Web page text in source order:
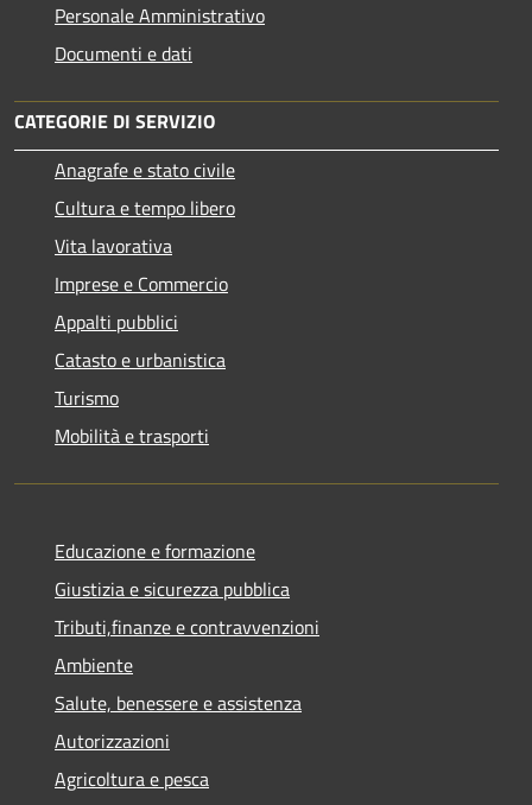
Personale Amministrativo
Documenti e dati
CATEGORIE DI SERVIZIO
Anagrafe e stato civile
Cultura e tempo libero
Vita lavorativa
Imprese e Commercio
Appalti pubblici
Catasto e urbanistica
Turismo
Mobilità e trasporti
Educazione e formazione
Giustizia e sicurezza pubblica
Tributi,finanze e contravvenzioni
Ambiente
Salute, benessere e assistenza
Autorizzazioni
Agricoltura e pesca